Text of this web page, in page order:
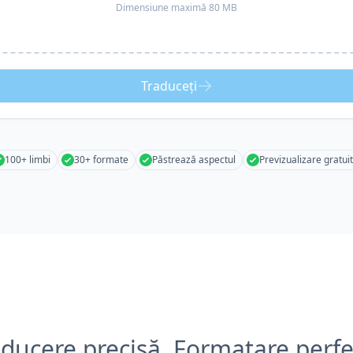
Dimensiune maximă 80 MB
Traduceți
100+ limbi 30+ formate Păstrează aspectul Previzualizare